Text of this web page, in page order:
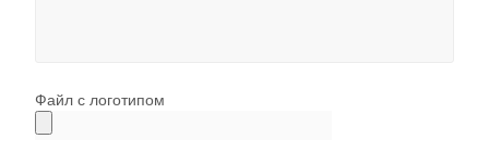
Файл с логотипом